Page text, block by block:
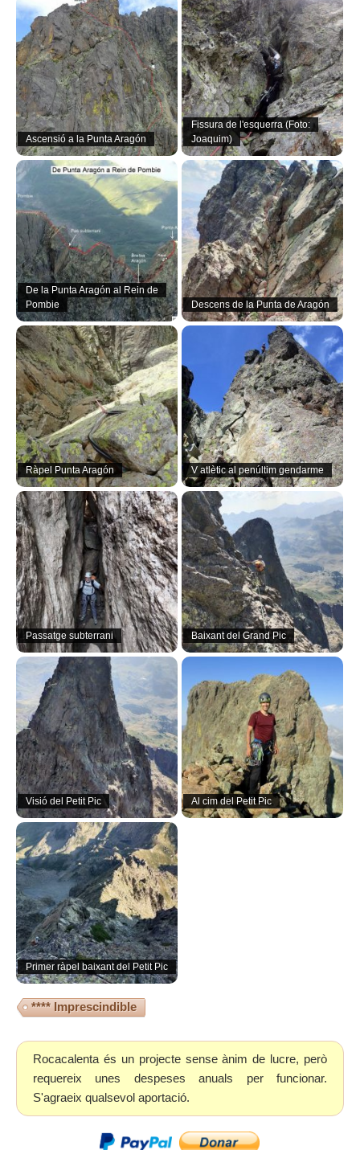
Ascensió a la Punta Aragón
Fissura de l'esquerra (Foto:
Joaquim)
De la Punta Aragón al Rein de
Pombie
Descens de la Punta de Aragón
Ràpel Punta Aragón V atlètic al penúltim gendarme
Passatge subterrani Baixant del Grand Pic
Visió del Petit Pic Al cim del Petit Pic
Primer ràpel baixant del Petit Pic
**** Imprescindible
Rocacalenta és un projecte sense ànim de lucre, però
requereix unes despeses anuals per funcionar.
S'agraeix qualsevol aportació.